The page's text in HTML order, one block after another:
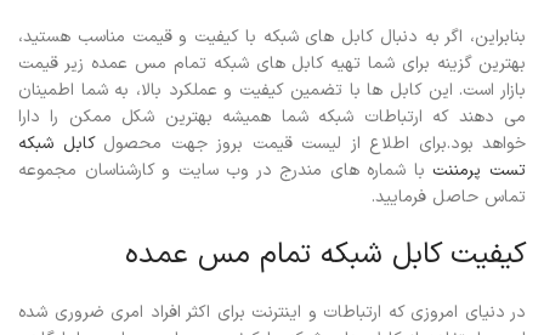
بنابراین، اگر به دنبال کابل های شبکه با کیفیت و قیمت مناسب هستید،
بهترین گزینه برای شما تهیه کابل های شبکه تمام مس عمده زیر قیمت
بازار است. این کابل ها با تضمین کیفیت و عملکرد بالا، به شما اطمینان
می دهند که ارتباطات شبکه شما همیشه بهترین شکل ممکن را دارا
خواهد بود.برای اطلاع از لیست قیمت بروز جهت محصولکابل شبکه
تست پرمننت با شماره های مندرج در وب سایت و کارشناسان مجموعه
تماس حاصل فرمایید.
کیفیت کابل شبکه تمام مس عمده
در دنیای امروزی که ارتباطات و اینترنت برای اکثر افراد امری ضروری شده